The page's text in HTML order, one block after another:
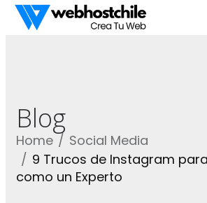
Blog
Home
Social Media
9 Trucos de Instagram
como un Experto